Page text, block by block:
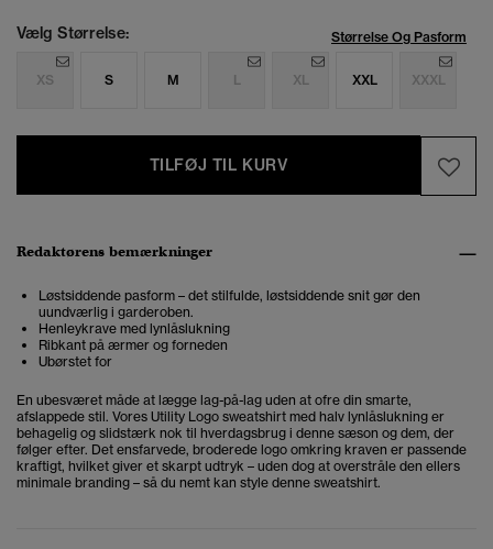
Vælg Størrelse: Størrelse Og Pasform
XS S M L XL XXL XXXL
TILFØJ TIL KURV
Redaktørens bemærkninger
Løstsiddende pasform – det stilfulde, løstsiddende snit gør den
uundværlig i garderoben.
Henleykrave med lynlåslukning
Ribkant på ærmer og forneden
Ubørstet for
En ubesværet måde at lægge lag-på-lag uden at ofre din smarte,
afslappede stil. Vores Utility Logo sweatshirt med halv lynlåslukning er
behagelig og slidstærk nok til hverdagsbrug i denne sæson og dem, der
følger efter. Det ensfarvede, broderede logo omkring kraven er passende
kraftigt, hvilket giver et skarpt udtryk – uden dog at overstråle den ellers
minimale branding – så du nemt kan style denne sweatshirt.